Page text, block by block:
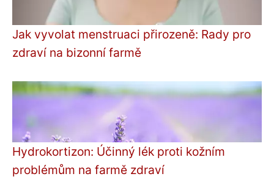
Jak vyvolat menstruaci přirozeně: Rady pro
zdraví na bizonní farmě
Hydrokortizon: Účinný lék proti kožním
problémům na farmě zdraví